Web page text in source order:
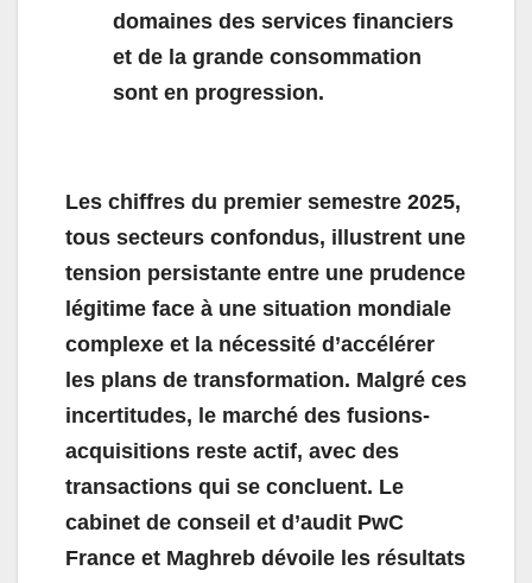
domaines des services financiers
et de la grande consommation
sont en progression.
Les chiffres du premier semestre 2025,
tous secteurs confondus, illustrent une
tension persistante entre une prudence
légitime face à une situation mondiale
complexe et la nécessité d’accélérer
les plans de transformation. Malgré ces
incertitudes, le marché des fusions-
acquisitions reste actif, avec des
transactions qui se concluent. Le
cabinet de conseil et d’audit PwC
France et Maghreb dévoile les résultats